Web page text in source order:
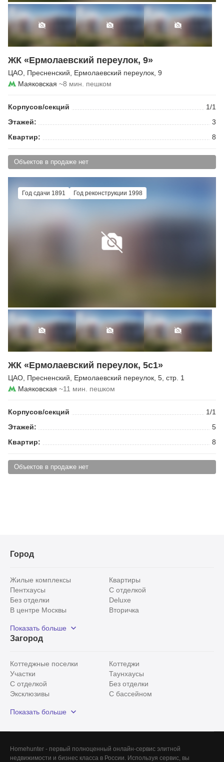
ЖК «Ермолаевский переулок, 9»
ЦАО Пресненский Ермолаевский переулок , 9
Маяковская ~8 мин. пешком
Корпусов/секций
1/1
Этажей:
3
Квартир:
8
Объектов в продаже нет
Год сдачи 1891 Год реконструкции 1998
ЖК «Ермолаевский переулок, 5с1»
ЦАО, Пресненский, Ермолаевский переулок, 5, стр. 1
Маяковская ~11 мин. пешком
Корпусов/секций
1/1
Этажей:
5
Квартир:
8
Объектов в продаже нет
Город
Жилые комплексы
Квартиры
Пентхаусы
С отделкой
Без отделки
Deluxe
В центре Москвы
Вторичка
Рядом с парком
С панорамными окнами
Показать больше
Загород
Коттеджные поселки
Коттеджи
Участки
Таунхаусы
С отделкой
Без отделки
Эксклюзивы
С бассейном
Красногорский район
Показать больше
Homehunter - первый полноценный онлайн-сервис элитной
недвижимости и бизнес класса в России. Используя сервис, вы
Вчера